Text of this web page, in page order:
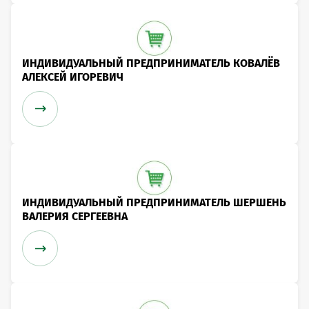
ИНДИВИДУАЛЬНЫЙ ПРЕДПРИНИМАТЕЛЬ КОВАЛЁВ
АЛЕКСЕЙ ИГОРЕВИЧ
ИНДИВИДУАЛЬНЫЙ ПРЕДПРИНИМАТЕЛЬ ШЕРШЕНЬ
ВАЛЕРИЯ СЕРГЕЕВНА